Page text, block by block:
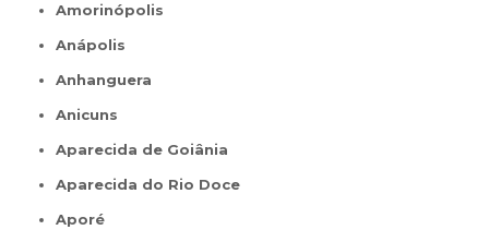
Amorinópolis
Anápolis
Anhanguera
Anicuns
Aparecida de Goiânia
Aparecida do Rio Doce
Aporé